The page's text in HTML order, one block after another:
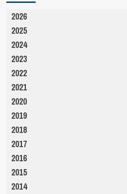
2026
2025
2024
2023
2022
2021
2020
2019
2018
2017
2016
2015
2014